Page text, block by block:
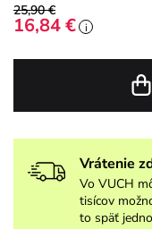
25,90 €
16,84 € i
Vrátenie
Vo VUCH
tisícov
to späť